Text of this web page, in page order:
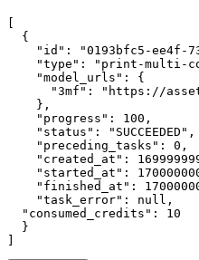
  {
"id" : "0193bfc5-ee4f-
"type" : "print-multi-
"model_urls" :
{
"3mf" :
"https://
    }
,
"progress" : 100 ,
"status" : "SUCCEEDED" ,
"preceding_tasks" : 0 ,
"created_at" :
"started_at" :
"finished_at" :
"task_error" : null ,
"consumed_credits" :
10
  }